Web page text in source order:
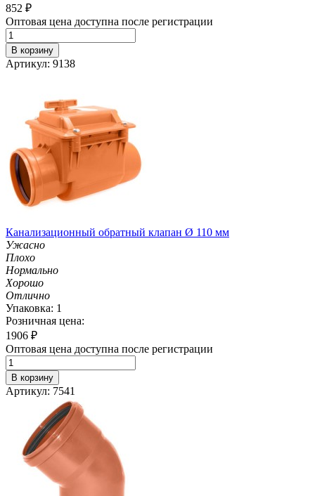
852 ₽
Оптовая цена доступна после регистрации
В корзину
Артикул: 9138
Канализационный обратный клапан Ø 110 мм
Ужасно
Плохо
Нормально
Хорошо
Отлично
Упаковка: 1
Розничная цена:
1906 ₽
Оптовая цена доступна после регистрации
В корзину
Артикул: 7541